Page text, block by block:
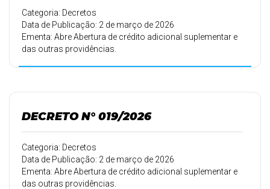
Categoria: Decretos
Data de Publicação: 2 de março de 2026
Ementa: Abre Abertura de crédito adicional suplementar e
das outras providências.
DECRETO N° 019/2026
Categoria: Decretos
Data de Publicação: 2 de março de 2026
Ementa: Abre Abertura de crédito adicional suplementar e
das outras providências.